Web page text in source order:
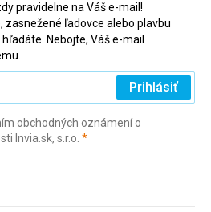
pravidelne na Váš e-mail!
zasnežené ľadovce alebo plavbu
Nebojte, Váš e-mail
Prihlásiť
obchodných oznámení o
Invia.sk, s.r.o. *(povinné)